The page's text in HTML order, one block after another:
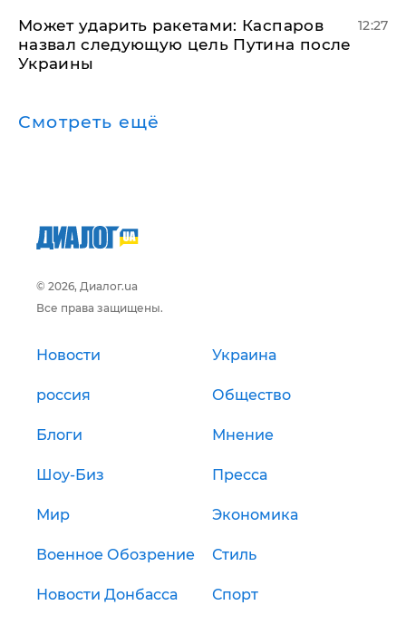
Может ударить ракетами: Каспаров
назвал следующую цель Путина после
Украины
12:27
Смотреть ещё
© 2026, Диалог.ua
Все права защищены.
Новости Украина
россия Общество
Блоги Мнение
Шоу-Биз Пресса
Мир Экономика
Военное Обозрение Стиль
Новости Донбасса Спорт